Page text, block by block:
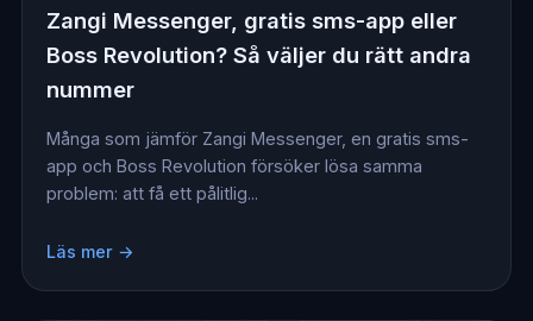
Zangi Messenger, gratis sms-app eller
Boss Revolution? Så väljer du rätt andra
nummer
Många som jämför Zangi Messenger, en gratis sms-
app och Boss Revolution försöker lösa samma
problem: att få ett pålitlig...
Läs mer →